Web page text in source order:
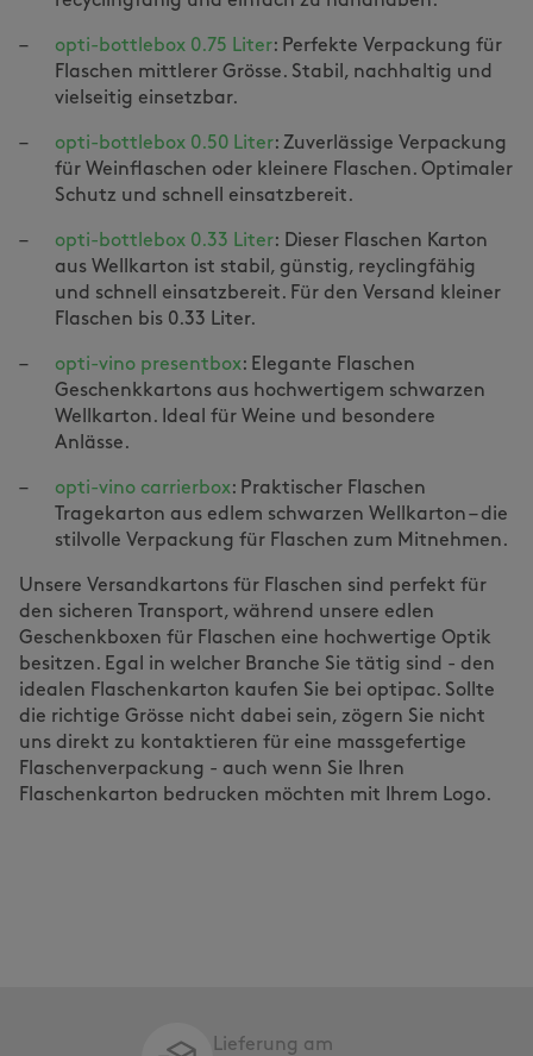
opti-bottlebox 0.75 Liter: Perfekte Verpackung für
Flaschen mittlerer Grösse. Stabil, nachhaltig und
vielseitig einsetzbar.
opti-bottlebox 0.50 Liter: Zuverlässige Verpackung
für Weinflaschen oder kleinere Flaschen. Optimaler
Schutz und schnell einsatzbereit.
opti-bottlebox 0.33 Liter: Dieser Flaschen Karton
aus Wellkarton ist stabil, günstig, reyclingfähig
und schnell einsatzbereit. Für den Versand kleiner
Flaschen bis 0.33 Liter.
opti-vino presentbox: Elegante Flaschen
Geschenkkartons aus hochwertigem schwarzen
Wellkarton. Ideal für Weine und besondere
Anlässe.
opti-vino carrierbox: Praktischer Flaschen
Tragekarton aus edlem schwarzen Wellkarton – die
stilvolle Verpackung für Flaschen zum Mitnehmen.
Unsere Versandkartons für Flaschen sind perfekt für
den sicheren Transport, während unsere edlen
Geschenkboxen für Flaschen eine hochwertige Optik
besitzen. Egal in welcher Branche Sie tätig sind - den
idealen Flaschenkarton kaufen Sie bei optipac. Sollte
die richtige Grösse nicht dabei sein, zögern Sie nicht
uns direkt zu kontaktieren für eine massgefertige
Flaschenverpackung - auch wenn Sie Ihren
Flaschenkarton bedrucken möchten mit Ihrem Logo.
Lieferung am